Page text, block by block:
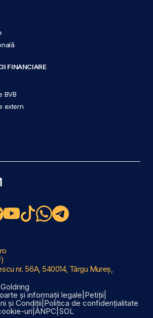
FINANCIARE
BVB
extern
nr. 56A, 540014, Târgu Mureș,
și informații legale Petiții
și Condiții Politica de confidențialitate
uri ANPC SOL